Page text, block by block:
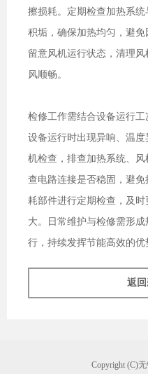
擦损耗。定期检查加热系
积垢，确保加热均匀，避
留意风机运行状态，清理
风顺畅。
检修工作需结合设备运行
设备运行时出现异响、温
机检查，排查加热系统、
查电路连接是否稳固，避
耗部件进行定期检查，及
大。日常维护与检修需形
行，持续发挥节能高效的优
返
Copyright (C)